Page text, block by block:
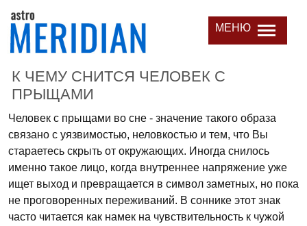
МЕНЮ
К ЧЕМУ СНИТСЯ ЧЕЛОВЕК С
ПРЫЩАМИ
Человек с прыщами во сне - значение такого образа
связано с уязвимостью, неловкостью и тем, что Вы
стараетесь скрыть от окружающих. Иногда снилось
именно такое лицо, когда внутреннее напряжение уже
ищет выход и превращается в символ заметных, но пока
не проговоренных переживаний. В соннике этот знак
часто читается как намек на чувствительность к чужой